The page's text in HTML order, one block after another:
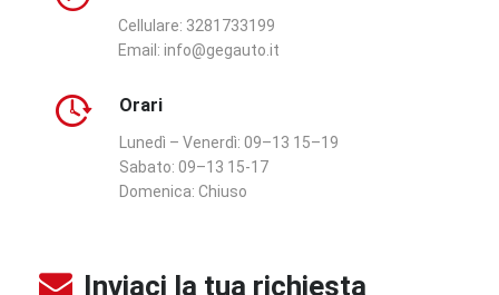
Cellulare: 3281733199
Email: info@gegauto.it
Orari
Lunedì – Venerdì: 09–13 15–19
Sabato: 09–13 15-17
Domenica: Chiuso
Inviaci la tua richiesta